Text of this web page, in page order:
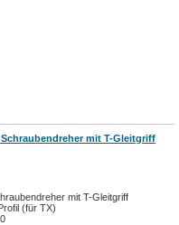
Schraubendreher mit T-Gleitgriff
mit T-Gleitgriff
(für TX)